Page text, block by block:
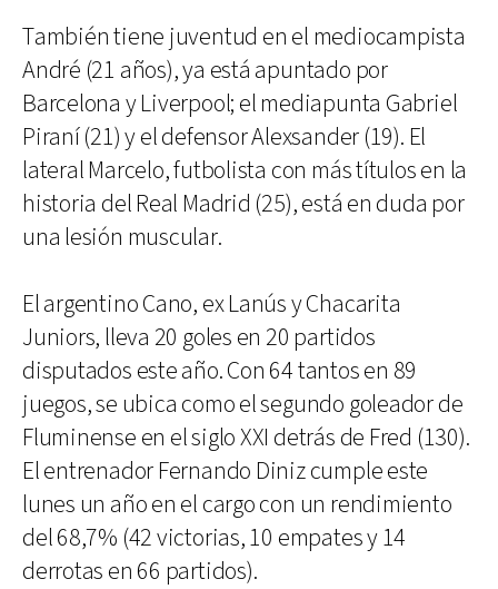
También tiene juventud en el mediocampista
André (21 años), ya está apuntado por
Barcelona y Liverpool; el mediapunta Gabriel
Piraní (21) y el defensor Alexsander (19). El
lateral Marcelo, futbolista con más títulos en la
historia del Real Madrid (25), está en duda por
una lesión muscular.
El argentino Cano, ex Lanús y Chacarita
Juniors, lleva 20 goles en 20 partidos
disputados este año. Con 64 tantos en 89
juegos, se ubica como el segundo goleador de
Fluminense en el siglo XXI detrás de Fred (130).
El entrenador Fernando Diniz cumple este
lunes un año en el cargo con un rendimiento
del 68,7% (42 victorias, 10 empates y 14
derrotas en 66 partidos).